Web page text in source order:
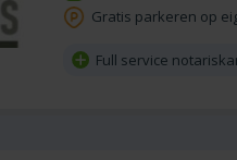
Gratis parkeren op
Full service